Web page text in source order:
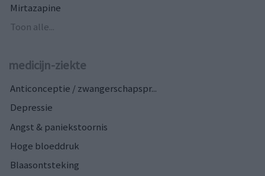
Mirtazapine
Toon alle...
medicijn-ziekte
Anticonceptie / zwangerschapspr...
Depressie
Angst & paniekstoornis
Hoge bloeddruk
Blaasontsteking